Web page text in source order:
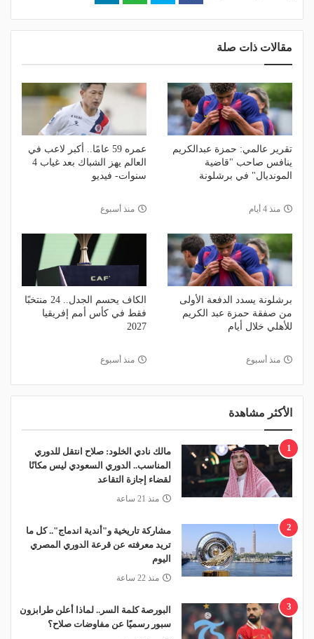
مقالات ذات صلة
تقرير عالمي: حمزة عبدالكريم
ينافس صاحب "قاضية
المونديال" في برشلونة
منذ 4 أيام
عمره 59 عامًا.. أكبر لاعب في
العالم يهز الشباك بعد غياب 4
سنوات- فيديو
منذ أسبوع
برشلونة يسدد الدفعة الأولى
من صفقة حمزة عبد الكريم
للأهلي خلال أيام
منذ أسبوع
الكاف يحسم الجدل.. 24 منتخبًا
فقط في كأس أمم إفريقيا
2027
منذ أسبوع
الأكثر مشاهدة
1
مالك نادي الخلود: صلاح انتقل للدوري
المناسب.. الدوري السعودي ليس مكانًا
لقضاء إجازة التقاعد
منذ 21 ساعة
2
مشاركة تاريخية و"أندية اندماج".. كل ما
تريد معرفته عن قرعة الدوري المصري
اليوم
منذ 22 ساعة
3
البورصة كلمة السر.. لماذا أعلن طرابزون
سبور رسميًا عن مفاوضات صلاح؟